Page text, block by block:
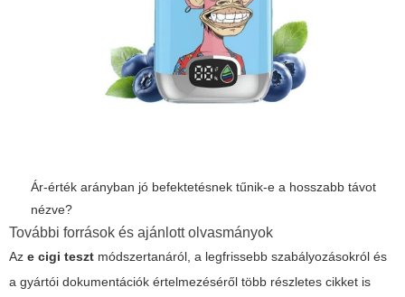
Ár-érték arányban jó befektetésnek tűnik-e a hosszabb távot
nézve?
További források és ajánlott olvasmányok
Az e cigi teszt módszertanáról, a legfrissebb szabályozásokról és
a gyártói dokumentációk értelmezéséről több részletes cikket is